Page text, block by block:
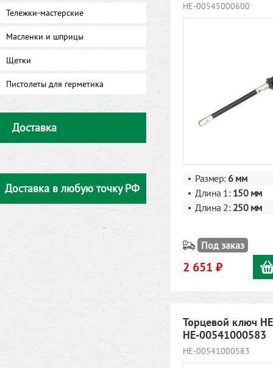
Тележки-мастерские
Масленки и шприцы
Щетки
Пистолеты для герметика
Доставка
Доставка в любую точку РФ
HE-00545000600
Размер: 6 мм
Длина 1: 150 мм
Длина 2: 250 мм
Под заказ
2 651 ₽
Торцевой ключ
HE-00541000583
HE-00541000583